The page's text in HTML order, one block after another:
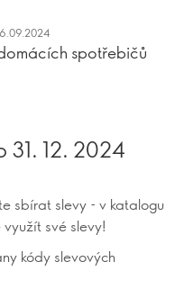
spotřebičů
31. 12. 2024
sbírat slevy - v katalogu
své slevy!
kódy slevových